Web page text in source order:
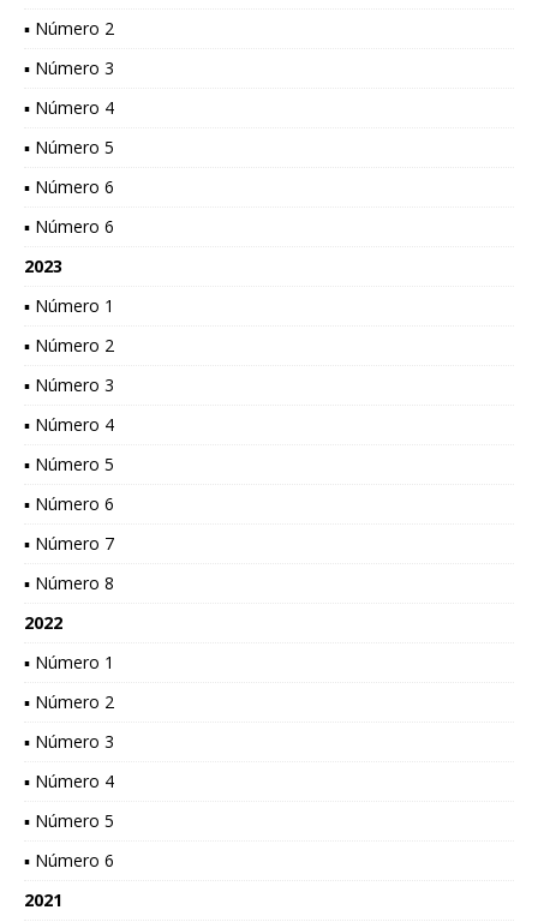
▪ Número 2
▪ Número 3
▪ Número 4
▪ Número 5
▪ Número 6
▪ Número 6
2023
▪ Número 1
▪ Número 2
▪ Número 3
▪ Número 4
▪ Número 5
▪ Número 6
▪ Número 7
▪ Número 8
2022
▪ Número 1
▪ Número 2
▪ Número 3
▪ Número 4
▪ Número 5
▪ Número 6
2021